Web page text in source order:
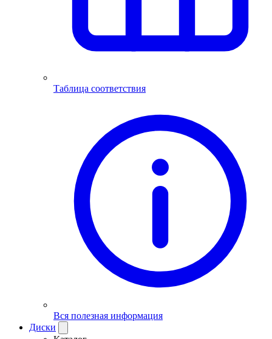
Таблица соответствия
Вся полезная информация
Диски